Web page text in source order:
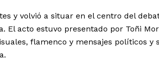
y volvió a situar en el centro del
El acto estuvo presentado por Toñi
flamenco y mensajes políticos y